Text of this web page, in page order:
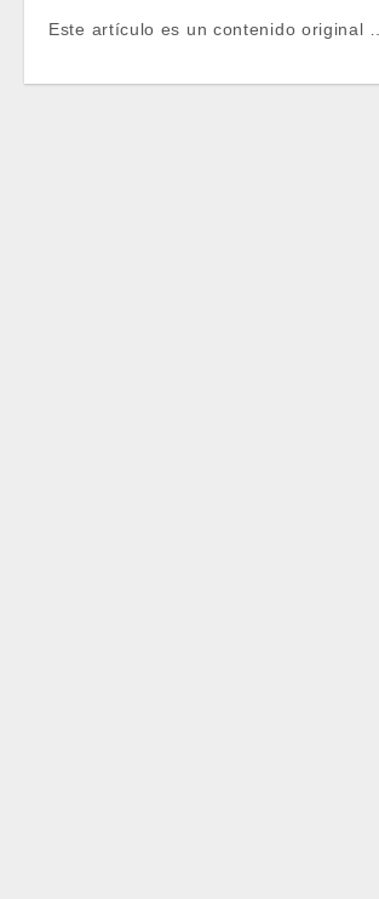
Este artículo es un contenido original …